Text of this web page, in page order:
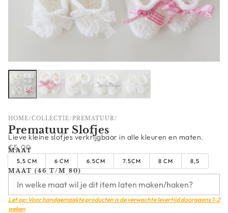
HOME/COLLECTIE/PREMATUUR/
Prematuur Slofjes
Lieve kleine slofjes verkrijgbaar in alle kleuren en maten.
€5,00
MAAT
5,5 CM
6 CM 6.5CM 7.5CM 8 CM
8,5
MAAT (46 T/M 80)
Let op: Voor handgemaakte producten is de verwachte levertijd doorgaans 1-2
weken